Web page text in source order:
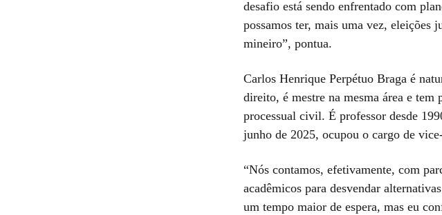
desafio está sendo enfrentado com
possamos ter, mais uma vez, eleições
mineiro”, pontua.
Carlos Henrique Perpétuo Braga é
direito, é mestre na mesma área e
processual civil. É professor desde
junho de 2025, ocupou o cargo de
“Nós contamos, efetivamente, com
acadêmicos para desvendar
um tempo maior de espera, mas eu